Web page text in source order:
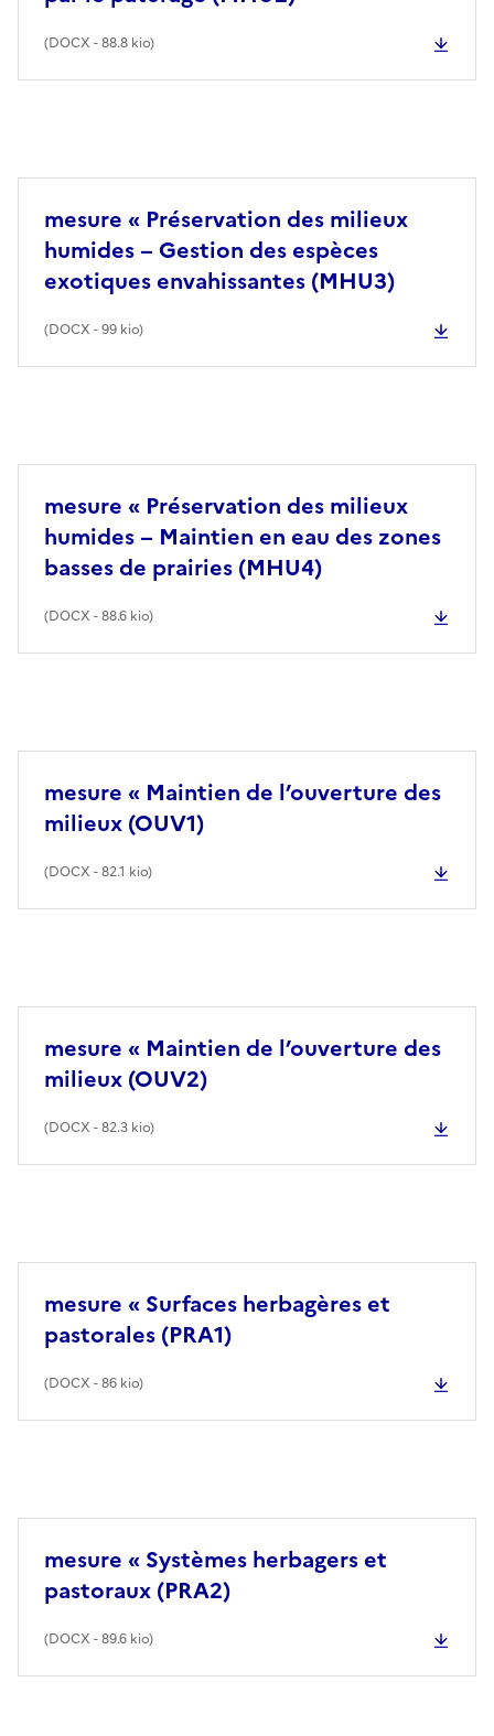
(DOCX - 88.8 kio)
mesure « Préservation des milieux
humides − Gestion des espèces
exotiques envahissantes (MHU3)
(DOCX - 99 kio)
mesure « Préservation des milieux
humides − Maintien en eau des zones
basses de prairies (MHU4)
(DOCX - 88.6 kio)
mesure « Maintien de l’ouverture des
milieux (OUV1)
(DOCX - 82.1 kio)
mesure « Maintien de l’ouverture des
milieux (OUV2)
(DOCX - 82.3 kio)
mesure « Surfaces herbagères et
pastorales (PRA1)
(DOCX - 86 kio)
mesure « Systèmes herbagers et
pastoraux (PRA2)
(DOCX - 89.6 kio)